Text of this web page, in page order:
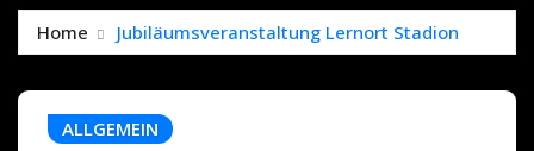
Home Jubiläumsveranstaltung Lernort Stadion
ALLGEMEIN